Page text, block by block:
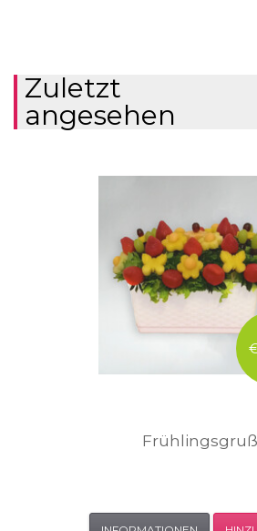
Zuletzt
angesehen
Frühlingsgruß